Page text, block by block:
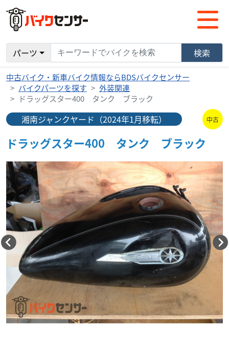
パーツ 検索
中古バイク・新車バイク情報ならBDSバイクセンサー
バイクパーツを探す
外装関連
ドラッグスター400 タンク ブラック
湘南ジャンクヤード（2024年1月移転）
ドラッグスター400 タンク ブラック
中古